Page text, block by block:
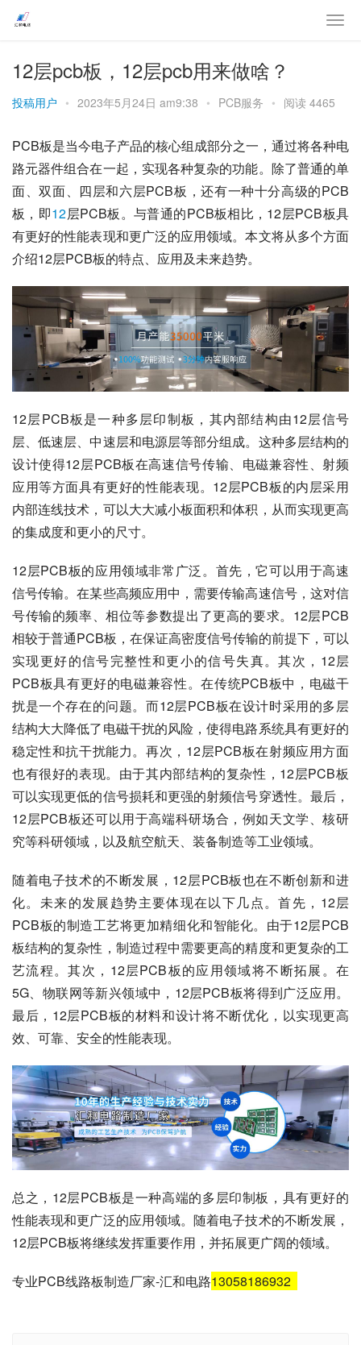
12层pcb板，12层pcb用来做啥？
投稿用户 • 2023年5月24日 am9:38 • PCB服务 • 阅读 4465
PCB板是当今电子产品的核心组成部分之一，通过将各种电
路元器件组合在一起，实现各种复杂的功能。除了普通的单
面、双面、四层和六层PCB板，还有一种十分高级的PCB
板，即12层PCB板。与普通的PCB板相比，12层PCB板具
有更好的性能表现和更广泛的应用领域。本文将从多个方面
介绍12层PCB板的特点、应用及未来趋势。
12层PCB板是一种多层印制板，其内部结构由12层信号
层、低速层、中速层和电源层等部分组成。这种多层结构的
设计使得12层PCB板在高速信号传输、电磁兼容性、射频
应用等方面具有更好的性能表现。12层PCB板的内层采用
内部连线技术，可以大大减小板面积和体积，从而实现更高
的集成度和更小的尺寸。
12层PCB板的应用领域非常广泛。首先，它可以用于高速
信号传输。在某些高频应用中，需要传输高速信号，这对信
号传输的频率、相位等参数提出了更高的要求。12层PCB
相较于普通PCB板，在保证高密度信号传输的前提下，可以
实现更好的信号完整性和更小的信号失真。其次，12层
PCB板具有更好的电磁兼容性。在传统PCB板中，电磁干
扰是一个存在的问题。而12层PCB板在设计时采用的多层
结构大大降低了电磁干扰的风险，使得电路系统具有更好的
稳定性和抗干扰能力。再次，12层PCB板在射频应用方面
也有很好的表现。由于其内部结构的复杂性，12层PCB板
可以实现更低的信号损耗和更强的射频信号穿透性。最后，
12层PCB板还可以用于高端科研场合，例如天文学、核研
究等科研领域，以及航空航天、装备制造等工业领域。
随着电子技术的不断发展，12层PCB板也在不断创新和进
化。未来的发展趋势主要体现在以下几点。首先，12层
PCB板的制造工艺将更加精细化和智能化。由于12层PCB
板结构的复杂性，制造过程中需要更高的精度和更复杂的工
艺流程。其次，12层PCB板的应用领域将不断拓展。在
5G、物联网等新兴领域中，12层PCB板将得到广泛应用。
最后，12层PCB板的材料和设计将不断优化，以实现更高
效、可靠、安全的性能表现。
总之，12层PCB板是一种高端的多层印制板，具有更好的
性能表现和更广泛的应用领域。随着电子技术的不断发展，
12层PCB板将继续发挥重要作用，并拓展更广阔的领域。
专业PCB线路板制造厂家-汇和电路13058186932